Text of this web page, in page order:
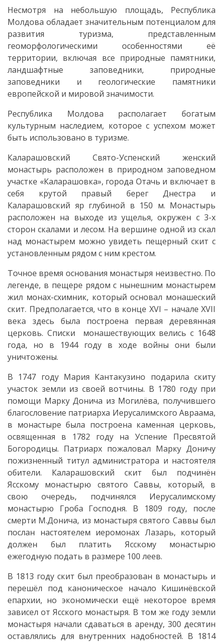
в
Отачь
Библиотека
Детские
сады
Детский/
сад
№1
«Солнышко».
Ясли/
сада
№2*Родничок*
г.Отачь
Церковь
Примария
Примарь
города
Аппарат
мэрии
Внутренний
распорядок
Организационная
структура
Распоряжения
мэра
Местный
совет
Секретарь
совета
Несмотря на небольшую площадь, Республика
Молдова обладает значительным потенциалом для
развития туризма, представленным
геоморфологическими особенностями её
территории, включая все природные памятники,
ландшафтные заповедники, природные
заповедники и геологические памятники
европейской и мировой значимости.
Республика Молдова располагает богатым
культурным наследием, которое с успехом может
быть использовано в туризме.
Каларашовский Свято-Успенский женский
монастырь расположен в природном заповедном
участке «Каларашовка», города Отачь и включает в
себя крутой правый берег Днестра и
Каларашовский яр глубиной в 150 м. Монастырь
расположен на выходе из ущелья, окружен с 3-х
сторон скалами и лесом. На вершине одной из скал
над монастырем можно увидеть пещерный скит с
установленным рядом с ним крестом.
Точное время основания монастыря неизвестно. По
легенде, в пещере рядом с нынешним монастырем
жил монах-схимник, который основал монашеский
скит. Предполагается, что в конце XVI – начале XVII
века здесь была построена первая деревянная
церковь. Списки монашествующих велись с 1648
года, но в 1944 году в ходе войны они были
уничтожены.
В 1747 году Мария Кантакузино подарила скиту
участок земли из своей вотчины. В 1780 году при
помощи Марку Донича из Могилёва, получившего
благословение патриарха Иерусалимского Авраама,
в монастыре была построена каменная церковь,
освященная в 1782 году на Успение Пресвятой
Богородицы. Патриарх пожаловал Марку Доничу
пожизненный титул администратора и настоятеля
обители. Каларашовский скит был подчинён
Ясскому монастырю святого Саввы, который, в
свою очередь, подчинялся Иерусалимскому
монастырю Гроба Господня. В 1809 году, после
смерти М.Донича, из монастыря святого Саввы был
послан настоятелем иеромонах Лазарь, который
должен был платить Ясскому монастырю
ежегодную подать в размере 100 леев.
В 1813 году скит был преобразован в монастырь и
перешёл под каноническое начало Кишинёвской
епархии, но экономически ещё некоторое время
зависел от Ясского монастыря. В том же году земли
монастыря начали сдаваться в аренду, 300 десятин
оставлялись для внутренних надобностей. В 1814